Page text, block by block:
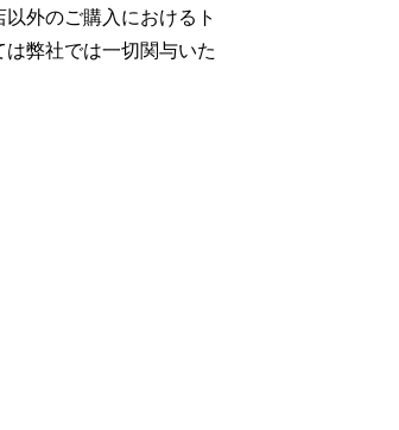
外のご購入におけるト
は弊社では一切関与いた